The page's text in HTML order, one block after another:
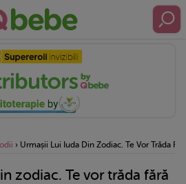
› Urmașii Lui Iuda Din Zodiac. Te Vor Trăda
zodiac. Te vor trăda fără